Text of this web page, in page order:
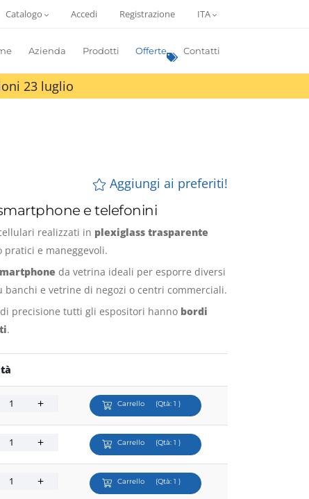
Catalogo Accedi Registrazione ITA
Azienda Prodotti Offerte Contatti
23 luglio
Aggiungi ai preferiti!
e telefonini
realizzati in plexiglass trasparente
pratici e maneggevoli.
da vetrina ideali per esporre diversi
e vetrine di negozi o centri commerciali.
precisione tutti gli espositori hanno bordi
.
Carrello (Qtà:1 )
Carrello (Qtà:1 )
Carrello (Qtà:1 )